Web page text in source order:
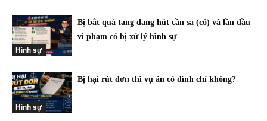
Hình sự
Bị bắt quả tang đang hút cần sa (cỏ) và lần đầu
vi phạm có bị xử lý hình sự
Hình sự
Bị hại rút đơn thì vụ án có đình chỉ không?